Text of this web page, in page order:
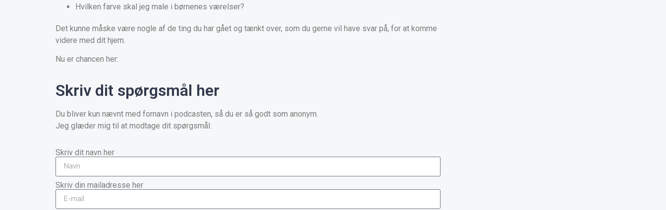
Hvilken farve skal jeg male i børnenes værelser?
Det kunne måske være nogle af de ting du har gået og tænkt over, som du gerne vil have svar på, for at komme
videre med dit hjem.
Nu er chancen her:
Skriv dit spørgsmål her
Du bliver kun nævnt med fornavn i podcasten, så du er så godt som anonym.
Jeg glæder mig til at modtage dit spørgsmål.
Skriv dit navn her
Skriv din mailadresse her